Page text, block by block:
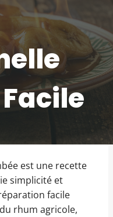
est une recette
simplicité et
facile
rhum agricole,